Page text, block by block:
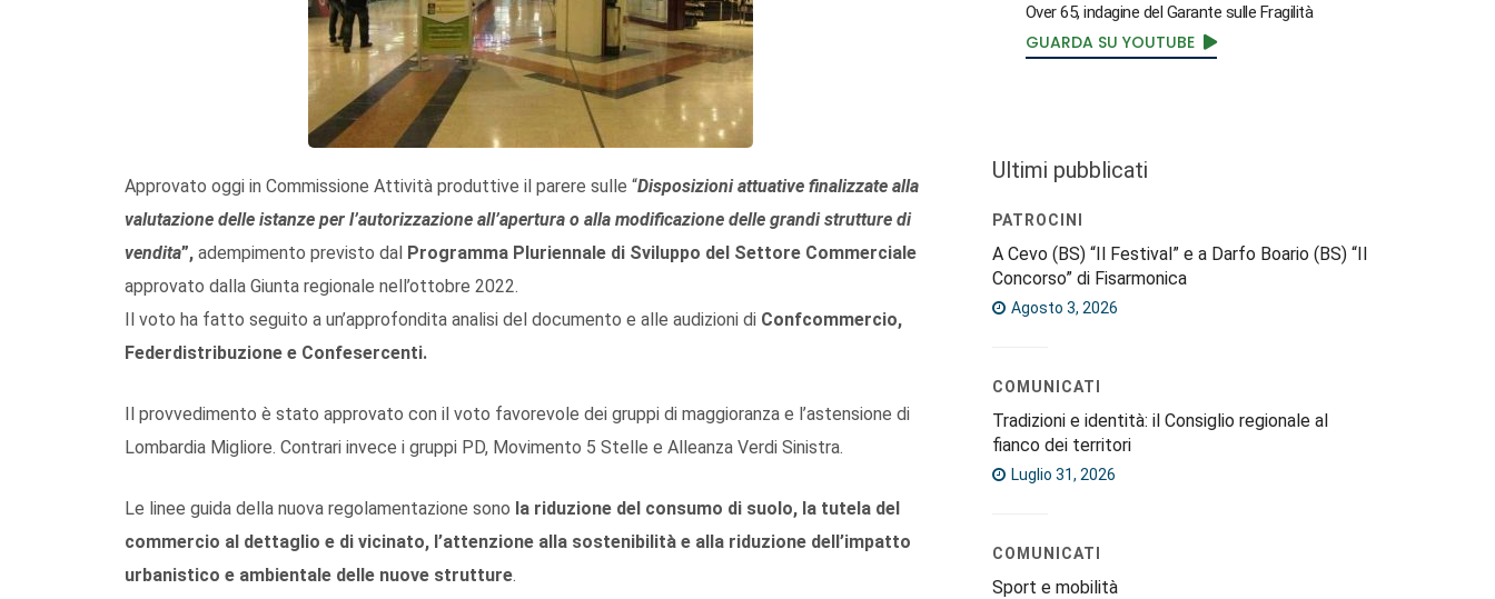
Approvato oggi in Commissione Attività produttive il parere sulle “Disposizioni attuative finalizzate alla
valutazione delle istanze per l’autorizzazione all’apertura o alla modificazione delle grandi strutture di
vendita”, adempimento previsto dal Programma Pluriennale di Sviluppo del Settore Commerciale
approvato dalla Giunta regionale nell’ottobre 2022.
Il voto ha fatto seguito a un’approfondita analisi del documento e alle audizioni di Confcommercio,
Federdistribuzione e Confesercenti.
Il provvedimento è stato approvato con il voto favorevole dei gruppi di maggioranza e l’astensione di
Lombardia Migliore. Contrari invece i gruppi PD, Movimento 5 Stelle e Alleanza Verdi Sinistra.
Le linee guida della nuova regolamentazione sono la riduzione del consumo di suolo, la tutela del
commercio al dettaglio e di vicinato, l’attenzione alla sostenibilità e alla riduzione dell’impatto
urbanistico e ambientale delle nuove strutture.
Over 65, indagine del Garante sulle Fragilità
GUARDA SU YOUTUBE
Ultimi pubblicati
PATROCINI
A Cevo (BS) “Il Festival” e a Darfo Boario (BS) “Il
Concorso” di Fisarmonica
Agosto 3, 2026
COMUNICATI
Tradizioni e identità: il Consiglio regionale al
fianco dei territori
Luglio 31, 2026
COMUNICATI
Sport e mobilità